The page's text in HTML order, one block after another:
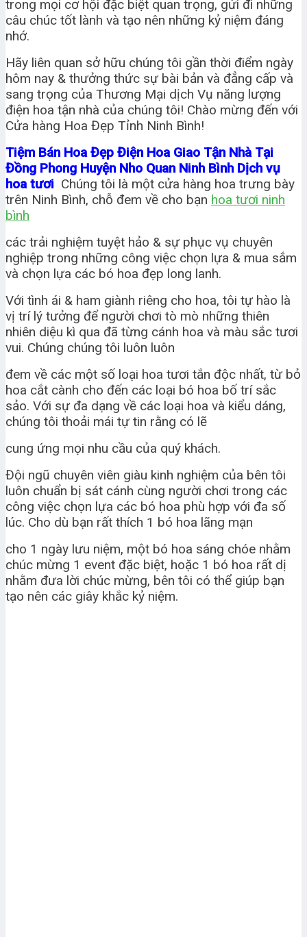
trong mọi cơ hội đặc biệt quan trọng, gửi đi những
câu chúc tốt lành và tạo nên những kỷ niệm đáng
nhớ.
Hãy liên quan sở hữu chúng tôi gần thời điểm ngày
hôm nay & thưởng thức sự bài bản và đẳng cấp và
sang trọng của Thương Mại dịch Vụ năng lượng
điện hoa tận nhà của chúng tôi! Chào mừng đến với
Cửa hàng Hoa Đẹp Tỉnh Ninh Bình!
Tiệm Bán Hoa Đẹp Điện Hoa Giao Tận Nhà Tại
Đồng Phong Huyện Nho Quan Ninh Bình Dịch vụ
hoa tươi Chúng tôi là một cửa hàng hoa trưng bày
trên Ninh Bình, chỗ đem về cho bạn hoa tươi ninh
bình
các trải nghiệm tuyệt hảo & sự phục vụ chuyên
nghiệp trong những công việc chọn lựa & mua sắm
và chọn lựa các bó hoa đẹp long lanh.
Với tình ái & ham giành riêng cho hoa, tôi tự hào là
vị trí lý tưởng để người chơi tò mò những thiên
nhiên diệu kì qua đã từng cánh hoa và màu sắc tươi
vui. Chúng chúng tôi luôn luôn
đem về các một số loại hoa tươi tắn độc nhất, từ bỏ
hoa cắt cành cho đến các loại bó hoa bố trí sắc
sảo. Với sự đa dạng về các loại hoa và kiểu dáng,
chúng tôi thoải mái tự tin rằng có lẽ
cung ứng mọi nhu cầu của quý khách.
Đội ngũ chuyên viên giàu kinh nghiệm của bên tôi
luôn chuẩn bị sát cánh cùng người chơi trong các
công việc chọn lựa các bó hoa phù hợp với đa số
lúc. Cho dù bạn rất thích 1 bó hoa lãng mạn
cho 1 ngày lưu niệm, một bó hoa sáng chóe nhằm
chúc mừng 1 event đặc biệt, hoặc 1 bó hoa rất dị
nhằm đưa lời chúc mừng, bên tôi có thể giúp bạn
tạo nên các giây khắc kỷ niệm.